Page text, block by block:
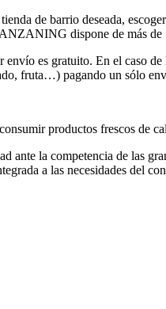
de barrio deseada,
dispone de más de
es gratuito. En el caso
fruta…) pagando un sólo
productos frescos
la competencia de las
a las necesidades del